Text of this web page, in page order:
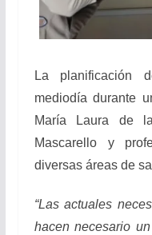
La planificación
mediodía durante
María Laura de
Mascarello y
diversas áreas de
“Las actuales
hacen necesario